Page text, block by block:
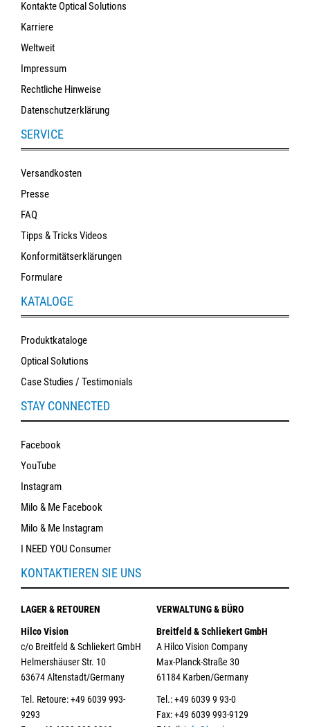
Kontakte Optical Solutions
Karriere
Weltweit
Impressum
Rechtliche Hinweise
Datenschutzerklärung
SERVICE
Versandkosten
Presse
FAQ
Tipps & Tricks Videos
Konformitätserklärungen
Formulare
KATALOGE
Produktkataloge
Optical Solutions
Case Studies / Testimonials
STAY CONNECTED
Facebook
YouTube
Instagram
Milo & Me Facebook
Milo & Me Instagram
I NEED YOU Consumer
KONTAKTIEREN SIE UNS
LAGER & RETOUREN
Hilco Vision
c/o Breitfeld & Schliekert GmbH
Helmershäuser Str. 10
63674 Altenstadt/Germany
Tel. Retoure: +49 6039 993-
9293
VERWALTUNG & BÜRO
Breitfeld & Schliekert GmbH
A Hilco Vision Company
Max-Planck-Straße 30
61184 Karben/Germany
Tel.: +49 6039 9 93-0
Fax: +49 6039 993-9129